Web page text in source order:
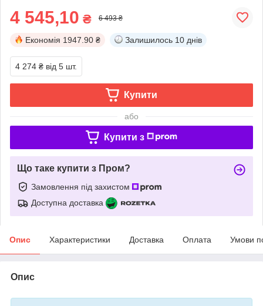
4 545,10 ₴ 6 493 ₴
Економія 1947.90 ₴ Залишилось 10 днів
4 274 ₴ від 5 шт.
Купити
або
Купити з
Що таке купити з Пром?
Замовлення під захистом
Доступна доставка
Опис Характеристики Доставка Оплата Умови
Опис